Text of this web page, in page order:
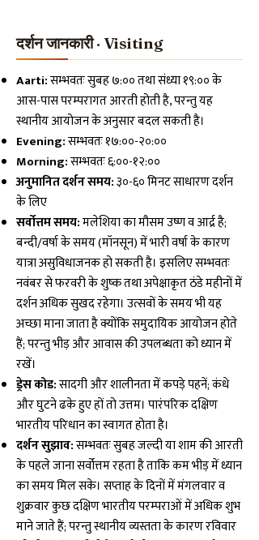
दर्शन जानकारी · Visiting
Aarti:सम्भवतः सुबह ७:०० तथा संध्या १९:०० के
आस-पास परम्परागत आरती होती है, परन्तु यह
स्थानीय आयोजन के अनुसार बदल सकती है।
Evening:सम्भवतः १७:००-२०:००
Morning:सम्भवतः ६:००-१२:००
अनुमानित दर्शन समय:३०-६० मिनट साधारण दर्शन
के लिए
सर्वोत्तम समय:मलेशिया का मौसम उष्ण व आर्द्र है;
बन्दी/वर्षा के समय (मॉनसून) में भारी वर्षा के कारण
यात्रा असुविधाजनक हो सकती है। इसलिए सम्भवतः
नवंबर से फरवरी के शुष्क तथा अपेक्षाकृत ठंडे महीनों में
दर्शन अधिक सुखद रहेगा। उत्सवों के समय भी यह
अच्छा माना जाता है क्योंकि समुदायिक आयोजन होते
हैं; परन्तु भीड़ और आवास की उपलब्धता को ध्यान में
रखें।
ड्रेस कोड:सादगी और शालीनता में कपड़े पहनें; कंधे
और घुटने ढके हुए हों तो उत्तम। पारंपरिक दक्षिण
भारतीय परिधान का स्वागत होता है।
दर्शन सुझाव:सम्भवतः सुबह जल्दी या शाम की आरती
के पहले जाना सर्वोत्तम रहता है ताकि कम भीड़ में ध्यान
का समय मिल सके। सप्ताह के दिनों में मंगलवार व
शुक्रवार कुछ दक्षिण भारतीय परम्पराओं में अधिक शुभ
माने जाते हैं; परन्तु स्थानीय व्यस्तता के कारण रविवार